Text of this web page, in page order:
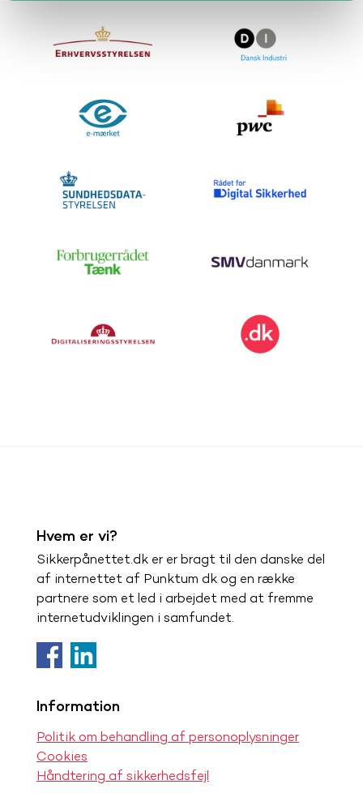
Hvem er vi?
Sikkerpånettet.dk er er bragt til den danske del
af internettet af Punktum dk og en række
partnere som et led i arbejdet med at fremme
internetudviklingen i samfundet.
Information
Politik om behandling af personoplysninger
Cookies
Håndtering af sikkerhedsfejl